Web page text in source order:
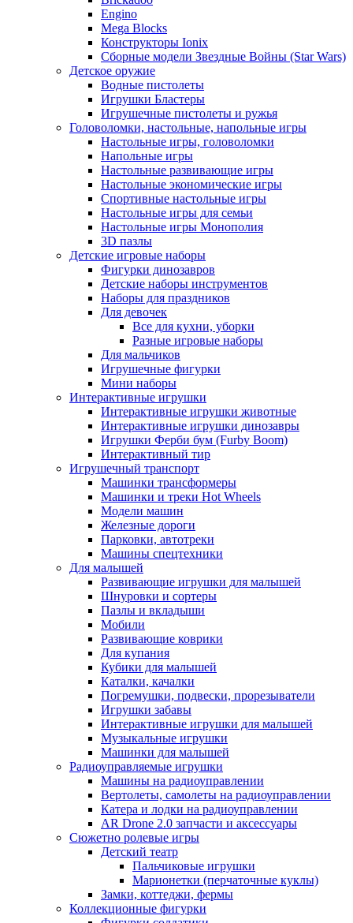
Engino
Mega Blocks
Конструкторы Ionix
Сборные модели Звездные Войны (Star Wars)
Детское оружие
Водные пистолеты
Игрушки Бластеры
Игрушечные пистолеты и ружья
Головоломки, настольные, напольные игры
Настольные игры, головоломки
Напольные игры
Настольные развивающие игры
Настольные экономические игры
Спортивные настольные игры
Настольные игры для семьи
Настольные игры Монополия
3D пазлы
Детские игровые наборы
Фигурки динозавров
Детские наборы инструментов
Наборы для праздников
Для девочек
Все для кухни, уборки
Разные игровые наборы
Для мальчиков
Игрушечные фигурки
Мини наборы
Интерактивные игрушки
Интерактивные игрушки животные
Интерактивные игрушки динозавры
Игрушки Ферби бум (Furby Boom)
Интерактивный тир
Игрушечный транспорт
Машинки трансформеры
Машинки и треки Hot Wheels
Модели машин
Железные дороги
Парковки, автотреки
Машины спецтехники
Для малышей
Развивающие игрушки для малышей
Шнуровки и сортеры
Пазлы и вкладыши
Мобили
Развивающие коврики
Для купания
Кубики для малышей
Каталки, качалки
Погремушки, подвески, прорезыватели
Игрушки забавы
Интерактивные игрушки для малышей
Музыкальные игрушки
Машинки для малышей
Радиоуправляемые игрушки
Машины на радиоуправлении
Вертолеты, самолеты на радиоуправлении
Катера и лодки на радиоуправлении
AR Drone 2.0 запчасти и аксессуары
Сюжетно ролевые игры
Детский театр
Пальчиковые игрушки
Марионетки (перчаточные куклы)
Замки, коттеджи, фермы
Коллекционные фигурки